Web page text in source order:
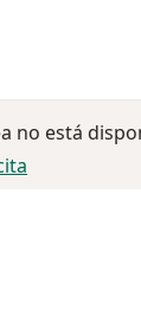
no está